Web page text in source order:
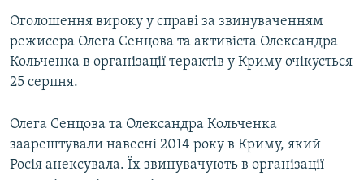
Оголошення вироку у справі за звинуваченням
режисера Олега Сенцова та активіста Олександра
Кольченка в організації терактів у Криму очікується
25 серпня.
Олега Сенцова та Олександра Кольченка
заарештували навесні 2014 року в Криму, який
Росія анексувала. Їх звинувачують в організації